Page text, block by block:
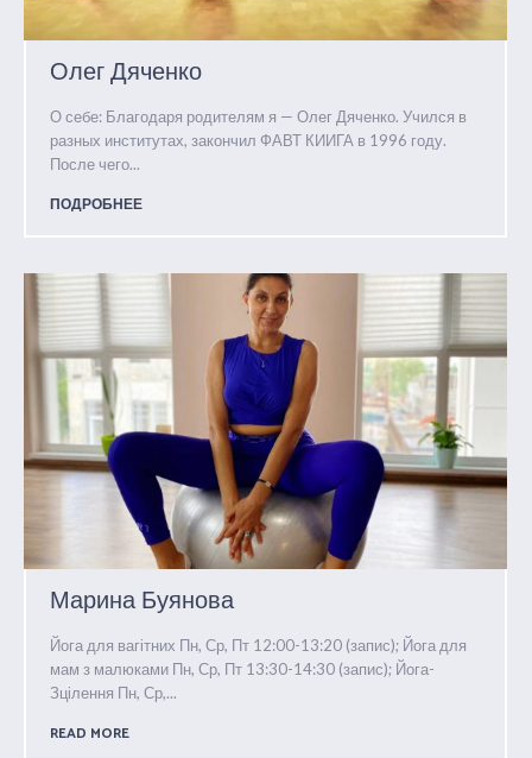
Олег Дяченко
О себе: Благодаря родителям я — Олег Дяченко. Учился в
разных институтах, закончил ФАВТ КИИГА в 1996 году.
После чего...
ПОДРОБНЕЕ
Марина Буянова
Йога для вагітних Пн, Ср, Пт 12:00-13:20 (запис); Йога для
мам з малюками Пн, Ср, Пт 13:30-14:30 (запис); Йога-
Зцілення Пн, Ср,...
READ MORE